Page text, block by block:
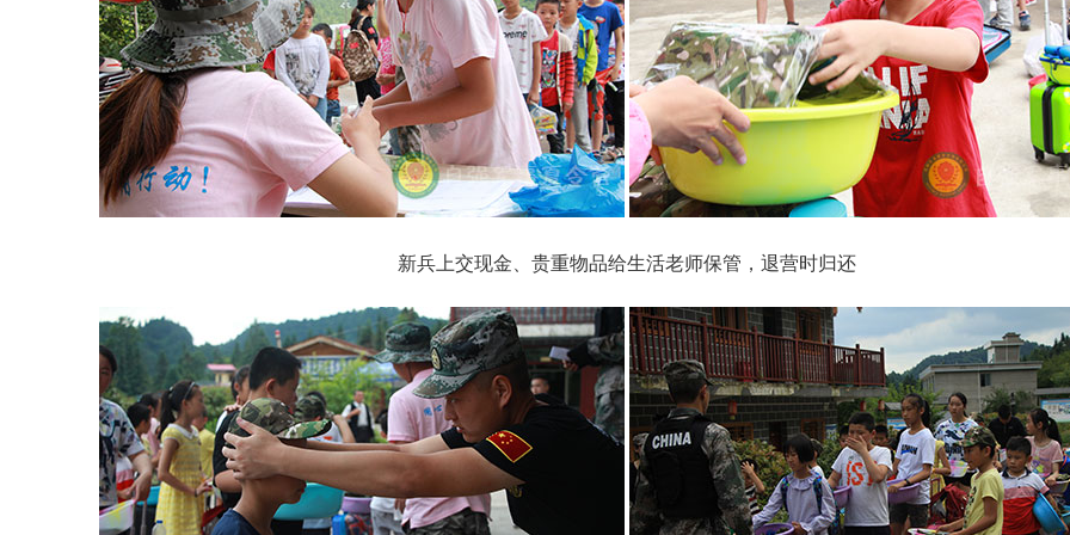
新兵上交现金、贵重物品给生活老师保管，退营时归还